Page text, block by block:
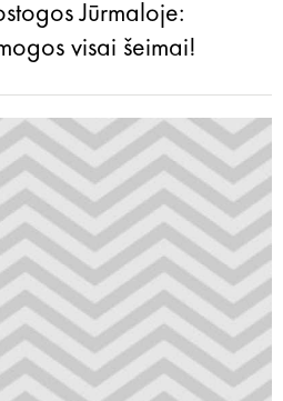
Jūrmaloje:
visai šeimai!